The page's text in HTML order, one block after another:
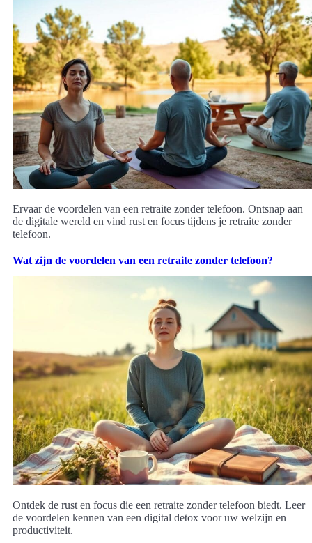
Ervaar de voordelen van een retraite zonder telefoon. Ontsnap aan
de digitale wereld en vind rust en focus tijdens je retraite zonder
telefoon.
Wat zijn de voordelen van een retraite zonder telefoon?
Ontdek de rust en focus die een retraite zonder telefoon biedt. Leer
de voordelen kennen van een digital detox voor uw welzijn en
productiviteit.